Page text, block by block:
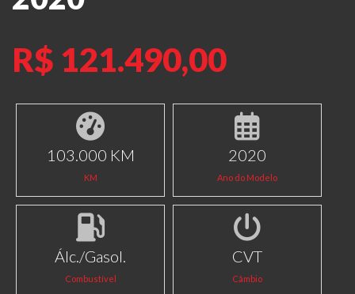
R$ 121.490,00
103.000 KM
KM
2020
Ano do Modelo
Álc./Gasol.
Combustível
CVT
Câmbio